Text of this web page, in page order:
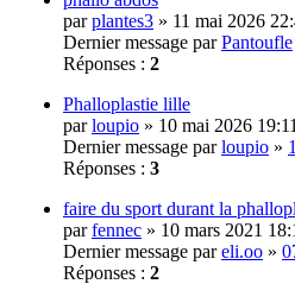
parplantes3 » 11 mai 2026
Dernier message parPantoufle
Réponses : 2
Phalloplastie lille
parloupio » 10 mai 2026 19:11
Dernier message parloupio »
Réponses : 3
faire du sport durant la
parfennec » 10 mars 2021
Dernier message pareli.oo »
Réponses : 2